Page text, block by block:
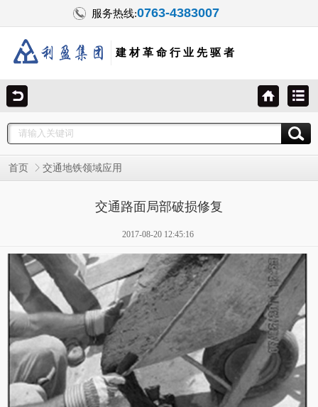
服务热线:0763-4383007
建 材 革 命 行 业 先 驱 者
首页 交通地铁领域应用
交通路面局部破损修复
2017-08-20 12:45:16